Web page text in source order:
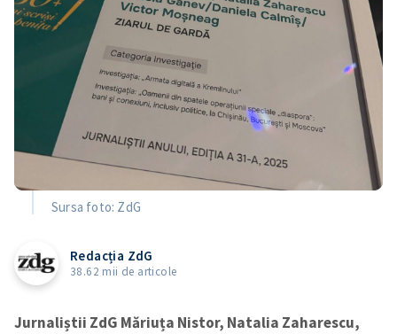
Sursa foto: ZdG
Redacția ZdG
38.62 mii de articole
Jurnaliștii ZdG Măriuța Nistor, Natalia Zaharescu,